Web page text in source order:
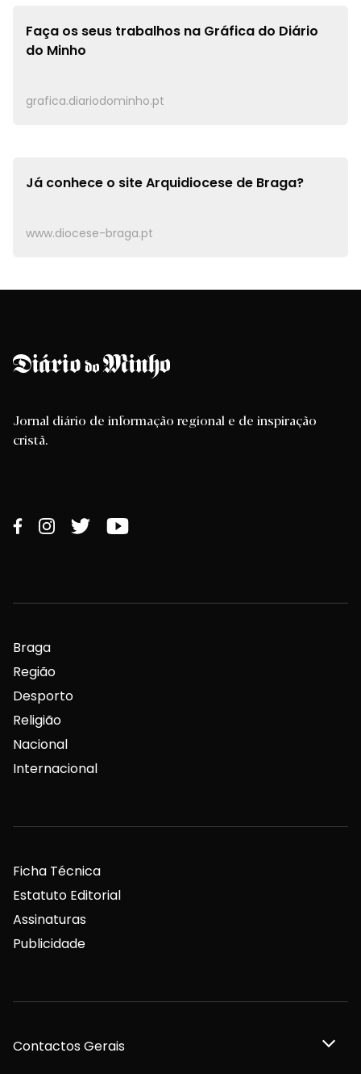
Faça os seus trabalhos na Gráfica do Diário
do Minho
grafica.diariodominho.pt
Já conhece o siteArquidiocese de Braga?
www.diocese-braga.pt
Jornal diário de informação regional e de inspiração
cristã.
Braga
Região
Desporto
Religião
Nacional
Internacional
Ficha Técnica
Estatuto Editorial
Assinaturas
Publicidade
Contactos Gerais